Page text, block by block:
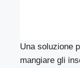
Una soluzione
mangiare gli